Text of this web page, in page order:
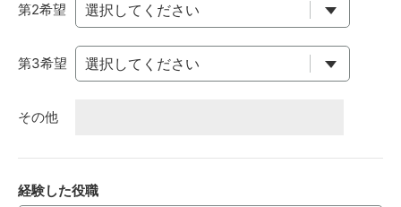
第2希望
第3希望
その他
経験した役職